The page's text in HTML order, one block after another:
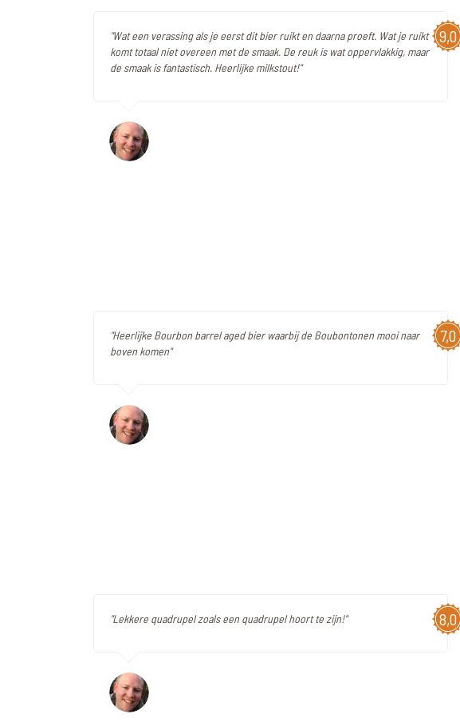
9,0
"Wat een verassing als je eerst dit bier ruikt en daarna proeft. Wat je ruikt
komt totaal niet overeen met de smaak. De reuk is wat oppervlakkig, maar
de smaak is fantastisch. Heerlijke milkstout!"
7,0
"Heerlijke Bourbon barrel aged bier waarbij de Boubontonen mooi naar
boven komen"
8,0
"Lekkere quadrupel zoals een quadrupel hoort te zijn!"